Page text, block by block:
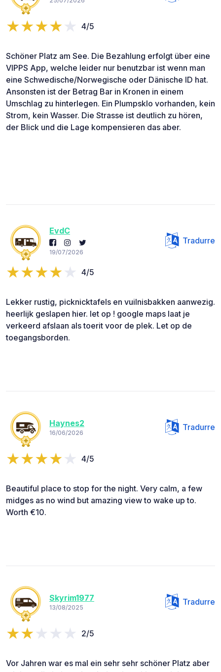
4/5
Schöner Platz am See. Die Bezahlung erfolgt über eine
VIPPS App, welche leider nur benutzbar ist wenn man
eine Schwedische/Norwegische oder Dänische ID hat.
Ansonsten ist der Betrag Bar in Kronen in einem
Umschlag zu hinterlegen. Ein Plumpsklo vorhanden, kein
Strom, kein Wasser. Die Strasse ist deutlich zu hören,
der Blick und die Lage kompensieren das aber.
EvdC
19/07/2026
Tradurre
4/5
Lekker rustig, picknicktafels en vuilnisbakken aanwezig.
heerlijk geslapen hier. let op ! google maps laat je
verkeerd afslaan als toerit voor de plek. Let op de
toegangsborden.
Haynes2
16/06/2026
Tradurre
4/5
Beautiful place to stop for the night. Very calm, a few
midges as no wind but amazing view to wake up to.
Worth €10.
Skyrim1977
13/08/2025
Tradurre
2/5
Vor Jahren war es mal ein sehr sehr schöner Platz aber